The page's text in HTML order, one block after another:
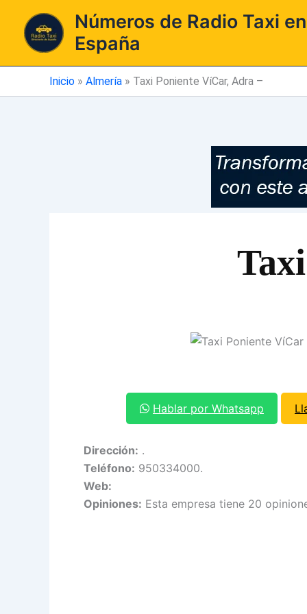
contenido
Números de Radio Taxi en
España
Inicio » Almería » Taxi Poniente VíCar, Adra –
Hablar por Whatsapp
Dirección: .
Teléfono: 950334000.
Web:
Opiniones: Esta empresa tiene 20